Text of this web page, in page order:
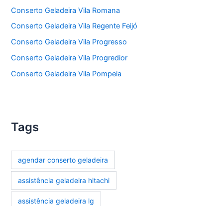
Conserto Geladeira Vila Romana
Conserto Geladeira Vila Regente Feijó
Conserto Geladeira Vila Progresso
Conserto Geladeira Vila Progredior
Conserto Geladeira Vila Pompeia
Tags
agendar conserto geladeira
assistência geladeira hitachi
assistência geladeira lg